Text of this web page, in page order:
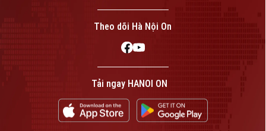
TRANG THÔNG TIN ĐIỆN TỬ
CỦA CƠ QUAN BÁO VÀ PHÁT THANH TRUYỀN HÌNH HÀ NỘI
Số 3-5 Huỳnh Thúc Kháng-Phường Láng-Hà Nội
Theo dõi Hà Nội On
Tải ngay HANOI ON